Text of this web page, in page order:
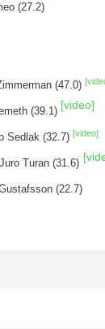
(27.2)
(47.0)
(39.1) [video]
Sedlak (32.7) [video]
Turan (31.6)
(22.7)